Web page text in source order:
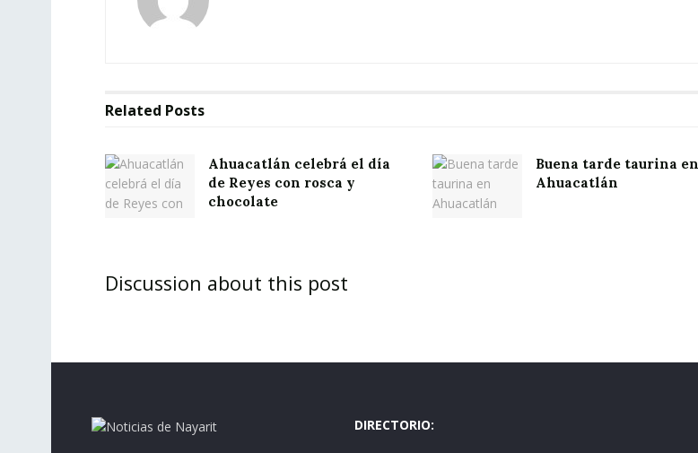
Related Posts
Ahuacatlán celebrá el día
de Reyes con rosca y
chocolate
Buena tarde taurina en
Ahuacatlán
Discussion about this post
DIRECTORIO: